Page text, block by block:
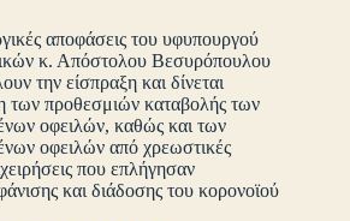
αποφάσεις του υφυπουργού
κ. Απόστολου Βεσυρόπουλου
την είσπραξη και δίνεται
των προθεσμιών καταβολής των
οφειλών, καθώς και των
οφειλών από χρεωστικές
που επλήγησαν
και διάδοσης του κορονοϊού